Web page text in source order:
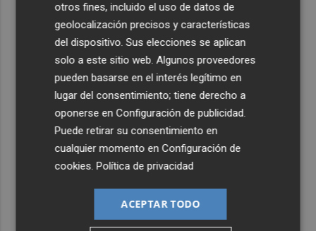
otros fines, incluido el uso de datos de
geolocalización precisos y características
del dispositivo. Sus elecciones se aplican
solo a este sitio web. Algunos proveedores
pueden basarse en el interés legítimo en
lugar del consentimiento; tiene derecho a
oponerse enConfiguración de publicidad.
Puede retirar su consentimiento en
cualquier momento enConfiguración de
cookies.Política de privacidad
ACEPTAR TODO